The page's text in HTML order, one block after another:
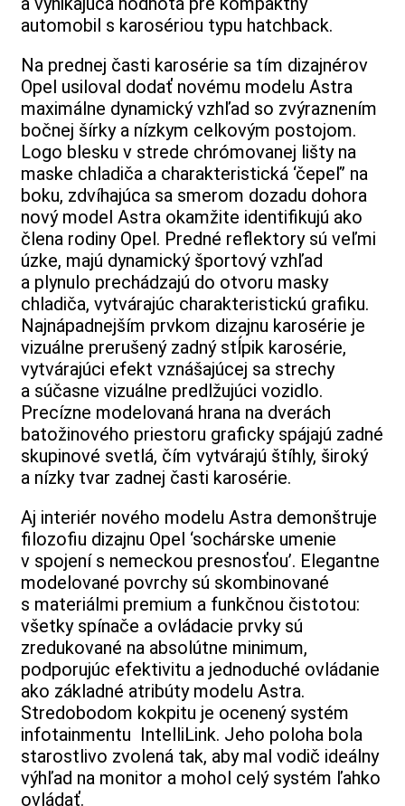
automobil s karosériou typu hatchback.
Na prednej časti karosérie sa tím dizajnérov
Opel usiloval dodať novému modelu Astra
maximálne dynamický vzhľad so zvýraznením
bočnej šírky a nízkym celkovým postojom.
Logo blesku v strede chrómovanej lišty na
maske chladiča a charakteristická ‘čepeľ’ na
boku, zdvíhajúca sa smerom dozadu dohora
nový model Astra okamžite identifikujú ako
člena rodiny Opel. Predné reflektory sú veľmi
úzke, majú dynamický športový vzhľad
a plynulo prechádzajú do otvoru masky
chladiča, vytvárajúc charakteristickú grafiku.
Najnápadnejším prvkom dizajnu karosérie je
vizuálne prerušený zadný stĺpik karosérie,
vytvárajúci efekt vznášajúcej sa strechy
a súčasne vizuálne predlžujúci vozidlo.
Precízne modelovaná hrana na dverách
batožinového priestoru graficky spájajú zadné
skupinové svetlá, čím vytvárajú štíhly, široký
a nízky tvar zadnej časti karosérie.
Aj interiér nového modelu Astra demonštruje
filozofiu dizajnu Opel ‘sochárske umenie
v spojení s nemeckou presnosťou’. Elegantne
modelované povrchy sú skombinované
s materiálmi premium a funkčnou čistotou:
všetky spínače a ovládacie prvky sú
zredukované na absolútne minimum,
podporujúc efektivitu a jednoduché ovládanie
ako základné atribúty modelu Astra.
Stredobodom kokpitu je ocenený systém
infotainmentu IntelliLink. Jeho poloha bola
starostlivo zvolená tak, aby mal vodič ideálny
výhľad na monitor a mohol celý systém ľahko
ovládať.